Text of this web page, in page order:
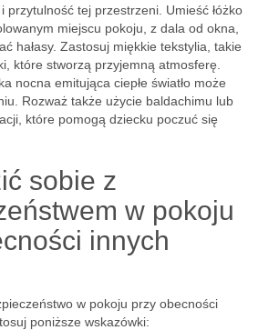
przytulność tej przestrzeni. Umieść łóżko
miejscu pokoju, z dala od okna,
hałasy. Zastosuj miękkie tekstylia, takie
które stworzą przyjemną atmosferę.
nocna emitująca ciepłe światło może
Rozważ także użycie baldachimu lub
które pomogą dziecku poczuć się
sobie z
w pokoju
innych
w pokoju przy obecności
poniższe wskazówki: